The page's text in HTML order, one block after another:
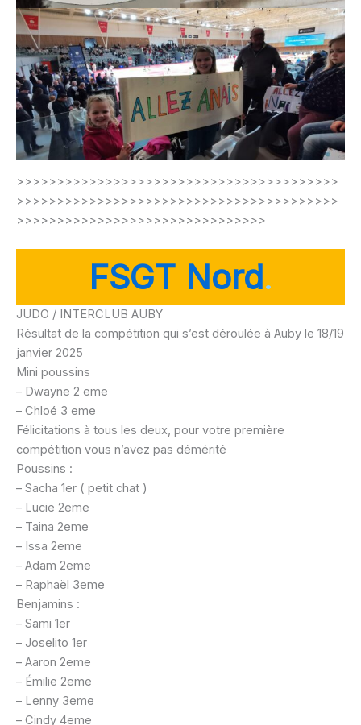
>>>>>>>>>>>>>>>>>>>>>>>>>>>>>>>>>>>>>>>>
>>>>>>>>>>>>>>>>>>>>>>>>>>>>>>>>>>>>>>>>
>>>>>>>>>>>>>>>>>>>>>>>>>>>>>>>
FSGT Nord.
JUDO / INTERCLUB AUBY
Résultat de la compétition qui s’est déroulée à Auby le 18/19
janvier 2025
Mini poussins
– Dwayne 2 eme
– Chloé 3 eme
Félicitations à tous les deux, pour votre première
compétition vous n’avez pas démérité
Poussins :
– Sacha 1er ( petit chat )
– Lucie 2eme
– Taina 2eme
– Issa 2eme
– Adam 2eme
– Raphaël 3eme
Benjamins :
– Sami 1er
– Joselito 1er
– Aaron 2eme
– Émilie 2eme
– Lenny 3eme
– Cindy 4eme